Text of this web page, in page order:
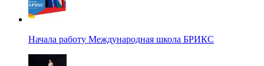
Начала работу Международная школа БРИКС